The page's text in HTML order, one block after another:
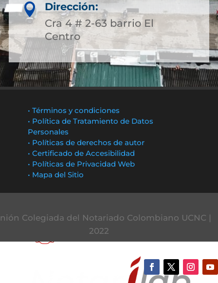

Dirección:
Cra 4 # 2-63 barrio El
Centro
• Términos y condiciones
• Política de Tratamiento de Datos
Personales
• Políticas de derechos de autor
• Certificado de Accesibilidad
• Políticas de Privacidad Web
• Mapa del Sitio
Colegiada del Notariado Colombiano UCNC |
2022